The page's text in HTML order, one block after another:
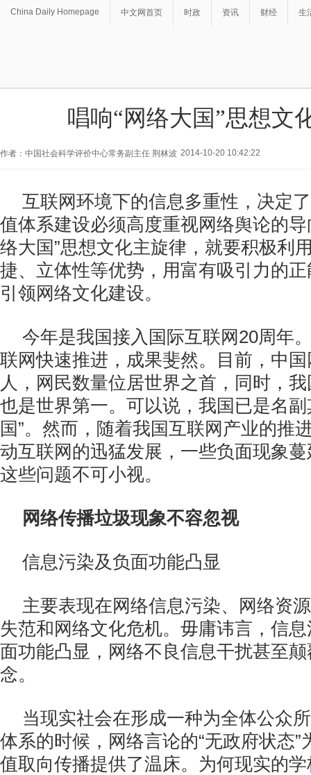
China Daily Homepage 中文网首页 时政 资讯 财经 生
唱响“网络大国”思想文
作者：中国社会科学评价中心常务副主任 荆林波 2014-10-20 10:42:22
互联网环境下的信息多重性，决定
值体系建设必须高度重视网络舆论的
络大国”思想文化主旋律，就要积极利
捷、立体性等优势，用富有吸引力的
引领网络文化建设。
今年是我国接入国际互联网20周年
联网快速推进，成果斐然。目前，中
人，网民数量位居世界之首，同时，
也是世界第一。可以说，我国已是名副
国”。然而，随着我国互联网产业的推
动互联网的迅猛发展，一些负面现象
这些问题不可小视。
网络传播垃圾现象不容忽视
信息污染及负面功能凸显
主要表现在网络信息污染、网络资
失范和网络文化危机。毋庸讳言，信
面功能凸显，网络不良信息干扰甚至
念。
当现实社会在形成一种为全体公众
体系的时候，网络言论的“无政府状态”
值取向传播提供了温床。为何现实的